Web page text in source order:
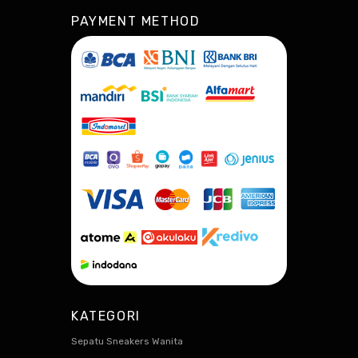
PAYMENT METHOD
KATEGORI
Sepatu Sneakers Wanita